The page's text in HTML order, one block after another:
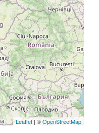
Leaflet | ©OpenStreetMap